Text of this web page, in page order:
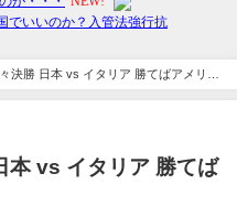
決勝 日本 vs イタリア 勝てばアメリカ
本 vs イタリア 勝てば